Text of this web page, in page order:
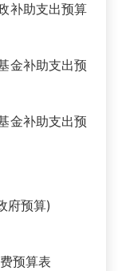
补助支出预算
金补助支出预
金补助支出预
府预算)
预算表